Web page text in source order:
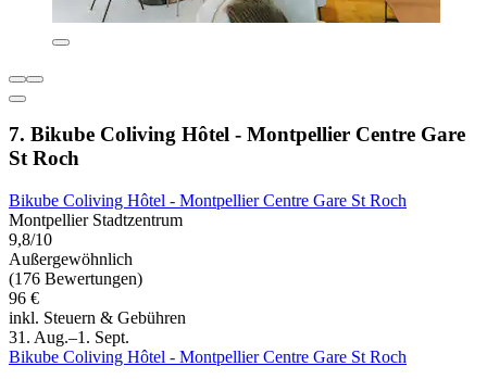
7. Bikube Coliving Hôtel - Montpellier Centre Gare
St Roch
Bikube Coliving Hôtel - Montpellier Centre Gare St Roch
Montpellier Stadtzentrum
9,8/10
Außergewöhnlich
(176 Bewertungen)
96 €
inkl. Steuern & Gebühren
31. Aug.–1. Sept.
Bikube Coliving Hôtel - Montpellier Centre Gare St Roch